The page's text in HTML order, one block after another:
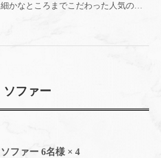
細かなところまでこだわった人気のソ
生日、記念日にもピッタリ◎～
ソファー
ソファー 6名様 × 4